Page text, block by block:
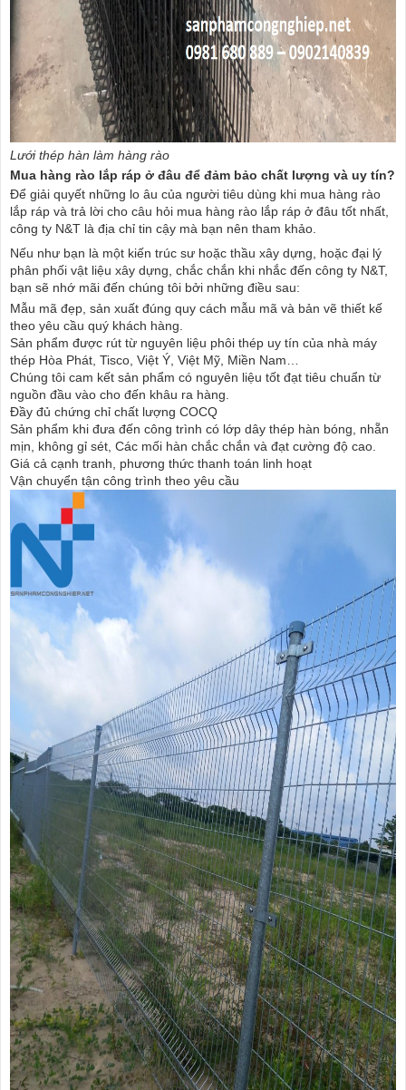
Lưới thép hàn làm hàng rào
Mua hàng rào lắp ráp ở đâu để đảm bảo chất lượng và uy tín?
Để giải quyết những lo âu của người tiêu dùng khi mua hàng rào
lắp ráp và trả lời cho câu hỏi mua hàng rào lắp ráp ở đâu tốt nhất,
công ty N&T là địa chỉ tin cậy mà bạn nên tham khảo.
Nếu như bạn là một kiến trúc sư hoặc thầu xây dựng, hoặc đại lý
phân phối vật liệu xây dựng, chắc chắn khi nhắc đến công ty N&T,
bạn sẽ nhớ mãi đến chúng tôi bởi những điều sau:
Mẫu mã đẹp, sản xuất đúng quy cách mẫu mã và bản vẽ thiết kế
theo yêu cầu quý khách hàng.
Sản phẩm được rút từ nguyên liệu phôi thép uy tín của nhà máy
thép Hòa Phát, Tisco, Việt Ý, Việt Mỹ, Miền Nam…
Chúng tôi cam kết sản phẩm có nguyên liệu tốt đạt tiêu chuẩn từ
nguồn đầu vào cho đến khâu ra hàng.
Đầy đủ chứng chỉ chất lượng COCQ
Sản phẩm khi đưa đến công trình có lớp dây thép hàn bóng, nhẵn
mịn, không gỉ sét, Các mối hàn chắc chắn và đạt cường độ cao.
Giá cả cạnh tranh, phương thức thanh toán linh hoạt
Vận chuyển tận công trình theo yêu cầu